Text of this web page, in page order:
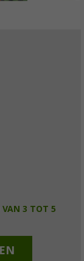
VAN 3 TOT 5